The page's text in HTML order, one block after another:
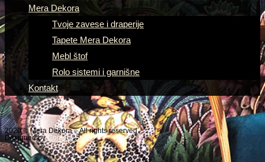
Mera Dekora
Tvoje zavese i draperije
Tapete Mera Dekora
Mebl štof
Rolo sistemi i garnišne
Kontakt
2020 © Mera Dekora – All rights reserved
Designed byContent Studio